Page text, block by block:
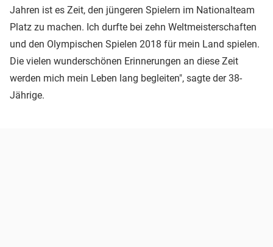
Jahren ist es Zeit, den jüngeren Spielern im Nationalteam
Platz zu machen. Ich durfte bei zehn Weltmeisterschaften
und den Olympischen Spielen 2018 für mein Land spielen.
Die vielen wunderschönen Erinnerungen an diese Zeit
werden mich mein Leben lang begleiten", sagte der 38-
Jährige.